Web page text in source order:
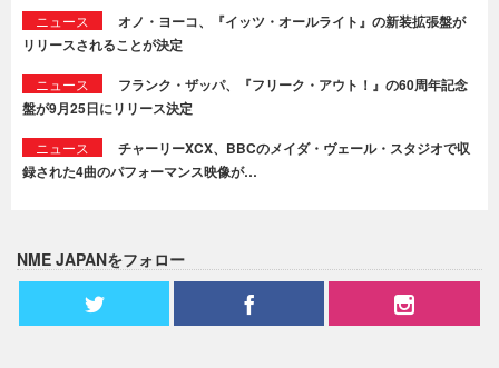
ニュース
オノ・ヨーコ、『イッツ・オールライト』の新装拡張盤が
リリースされることが決定
ニュース
フランク・ザッパ、『フリーク・アウト！』の60周年記念
盤が9月25日にリリース決定
ニュース
チャーリーXCX、BBCのメイダ・ヴェール・スタジオで収
録された4曲のパフォーマンス映像が…
NME JAPANをフォロー